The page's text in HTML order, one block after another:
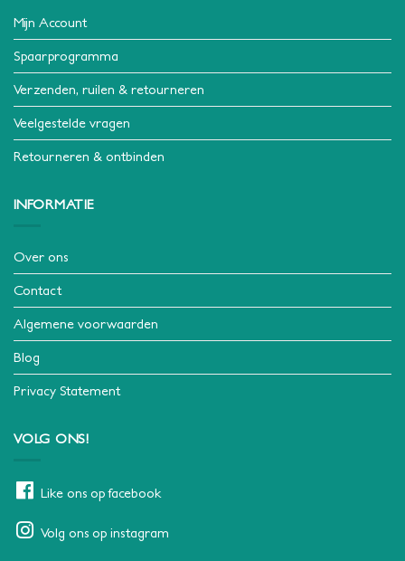
Mijn Account
Spaarprogramma
Verzenden, ruilen & retourneren
Veelgestelde vragen
Retourneren & ontbinden
INFORMATIE
Over ons
Contact
Algemene voorwaarden
Blog
Privacy Statement
VOLG ONS!
Like ons op facebook
Volg ons op instagram